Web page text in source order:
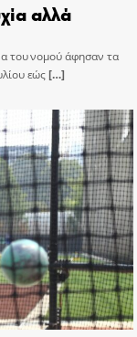
αλλά
του νομού άφησαν τα
εώς[…]